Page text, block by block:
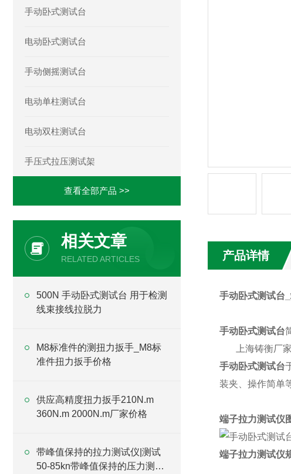
手动卧式测试台
电动卧式测试台
手动侧摇测试台
电动单柱测试台
电动双柱测试台
手压式拉压测试架
查看全部产品 >>
相关文章
RELATED ARTICLES
500N 手动卧式测试台 用于检测
线束接线拉脱力
M8标准件的测扭力扳手_M8标
准件扭力扳手价格
供应高精度扭力扳手210N.m
360N.m 2000N.m厂家价格
带峰值保持的拉力测试仪|测试
50-85kn带峰值保持的压力测试
产品详情
手动卧式测试台
手动卧式测试台
上海铸衡厂家
手动卧式测试台
装夹、操作简单
端子拉力测试仪
端子拉力测试仪